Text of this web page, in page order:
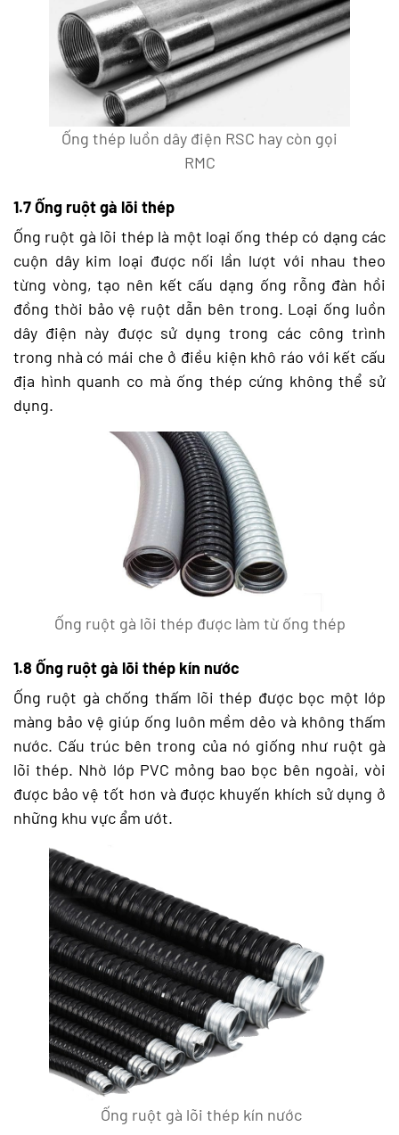
Ống thép luồn dây điện RSC hay còn gọi
RMC
1.7 Ống ruột gà lõi thép
Ống ruột gà lõi thép là một loại ống thép có dạng các
cuộn dây kim loại được nối lần lượt với nhau theo
từng vòng, tạo nên kết cấu dạng ống rỗng đàn hồi
đồng thời bảo vệ ruột dẫn bên trong. Loại ống luồn
dây điện này được sử dụng trong các công trình
trong nhà có mái che ở điều kiện khô ráo với kết cấu
địa hình quanh co mà ống thép cứng không thể sử
dụng.
Ống ruột gà lõi thép được làm từ ống thép
1.8 Ống ruột gà lõi thép kín nước
Ống ruột gà chống thấm lõi thép được bọc một lớp
màng bảo vệ giúp ống luôn mềm dẻo và không thấm
nước. Cấu trúc bên trong của nó giống như ruột gà
lõi thép. Nhờ lớp PVC mỏng bao bọc bên ngoài, vòi
được bảo vệ tốt hơn và được khuyến khích sử dụng ở
những khu vực ẩm ướt.
Ống ruột gà lõi thép kín nước